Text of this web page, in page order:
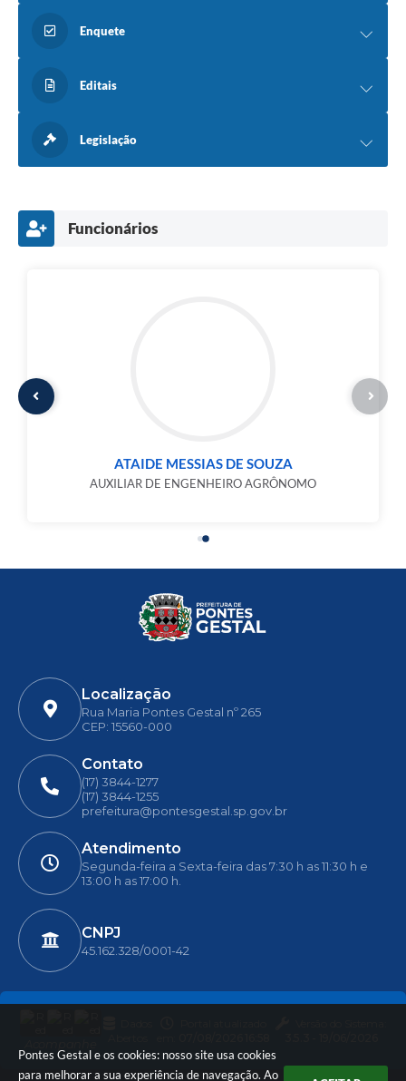
Pontes Gestal e os cookies: nosso site usa cookies
para melhorar a sua experiência de navegação. Ao
Enquete
Editais
Legislação
Funcionários
ATAIDE MESSIAS DE SOUZA
AUXILIAR DE ENGENHEIRO AGRÔNOMO
Localização
Rua Maria Pontes Gestal nº 265
CEP: 15560-000
Contato
(17) 3844-1277
(17) 3844-1255
prefeitura@pontesgestal.sp.gov.br
Atendimento
Segunda-feira a Sexta-feira das 7:30 h as 11:30 h e
13:00 h as 17:00 h.
CNPJ
45.162.328/0001-42